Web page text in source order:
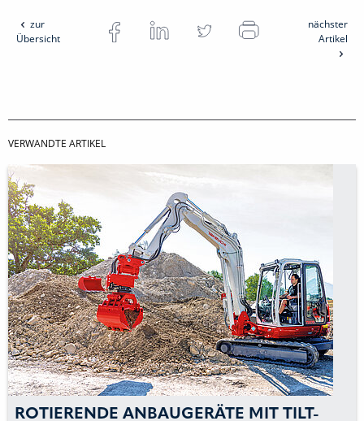
zur
Übersicht
nächster
Artikel
VERWANDTE ARTIKEL
ROTIERENDE ANBAUGERÄTE MIT TILT-